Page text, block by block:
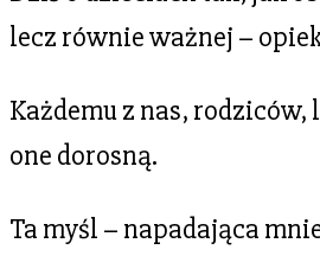
lecz równie ważnej –
Każdemu z nas,
one dorosną.
Ta myśl – napadająca